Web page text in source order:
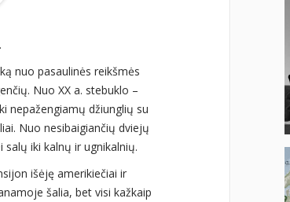
nuo pasaulinės reikšmės
Nuo XX a. stebuklo –
nepažengiamų džiunglių su
Nuo nesibaigiančių dviejų
iki kalnų ir ugnikalnių.
išėję amerikiečiai ir
šalia, bet visi kažkaip